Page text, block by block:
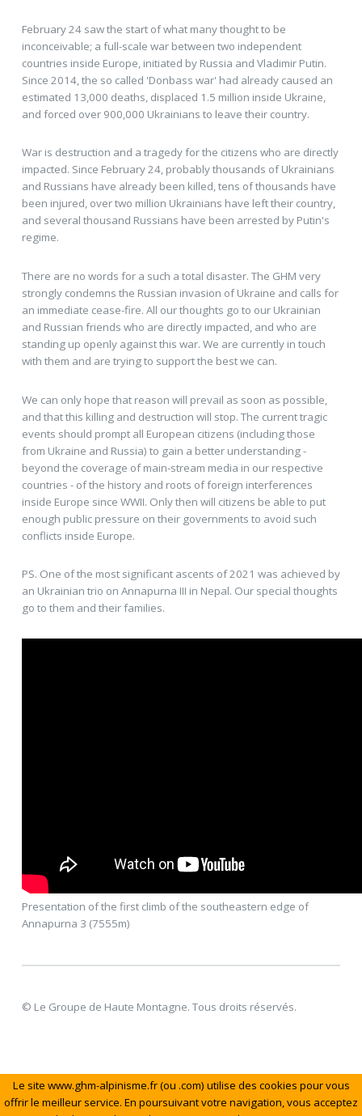
February 24 saw the start of what many thought to be
inconceivable; a full-scale war between two independent
countries inside Europe, initiated by Russia and Vladimir Putin.
Since 2014, the so called 'Donbass war' had already caused an
estimated 13,000 deaths, displaced 1.5 million inside Ukraine,
and forced over 900,000 Ukrainians to leave their country.
War is destruction and a tragedy for the citizens who are directly
impacted. Since February 24, probably thousands of Ukrainians
and Russians have already been killed, tens of thousands have
been injured, over two million Ukrainians have left their country,
and several thousand Russians have been arrested by Putin's
regime.
There are no words for a such a total disaster. The GHM very
strongly condemns the Russian invasion of Ukraine and calls for
an immediate cease-fire. All our thoughts go to our Ukrainian
and Russian friends who are directly impacted, and who are
standing up openly against this war. We are currently in touch
with them and are trying to support the best we can.
We can only hope that reason will prevail as soon as possible,
and that this killing and destruction will stop. The current tragic
events should prompt all European citizens (including those
from Ukraine and Russia) to gain a better understanding -
beyond the coverage of main-stream media in our respective
countries - of the history and roots of foreign interferences
inside Europe since WWII. Only then will citizens be able to put
enough public pressure on their governments to avoid such
conflicts inside Europe.
PS. One of the most significant ascents of 2021 was achieved by
an Ukrainian trio on Annapurna III in Nepal. Our special thoughts
go to them and their families.
Presentation of the first climb of the southeastern edge of
Annapurna 3 (7555m)
© Le Groupe de Haute Montagne. Tous droits réservés.
Le site www.ghm-alpinisme.fr (ou .com) utilise des cookies pour vous
offrir le meilleur service. En poursuivant votre navigation, vous acceptez